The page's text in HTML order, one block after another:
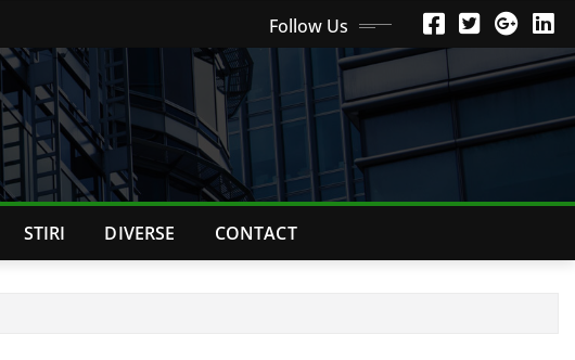
Follow Us
STIRI DIVERSE CONTACT